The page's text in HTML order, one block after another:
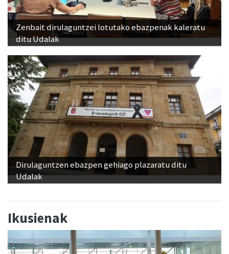
Zenbait dirulaguntzei lotutako ebazpenak kaleratu
ditu Udalak
Dirulaguntzen ebazpen gehiago plazaratu ditu
Udalak
Ikusienak